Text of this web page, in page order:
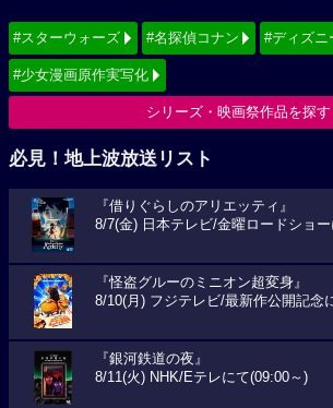
#スターウォーズ #名探偵コナン #ディズニ
#少女漫画原作実写化
シリーズ・映画祭作品を探す
必見！地上波放送リスト
『借りぐらしのアリエッティ』
8/7(金) 日本テレビ/金曜ロードショ
『怪盗グルーのミニオン超変身』
8/10(月) フジテレビ/最新作公開記念
『銀河鉄道の夜』
8/11(火) NHK/Eテレにて(09:00～)